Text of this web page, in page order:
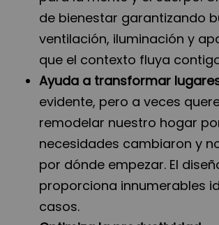
de bienestar garantizando
ventilación, iluminación y
que el contexto fluya
Ayuda a transformar
evidente, pero a veces
remodelar nuestro hogar
necesidades cambiaron y
por dónde empezar. El
proporciona innumerables
casos.